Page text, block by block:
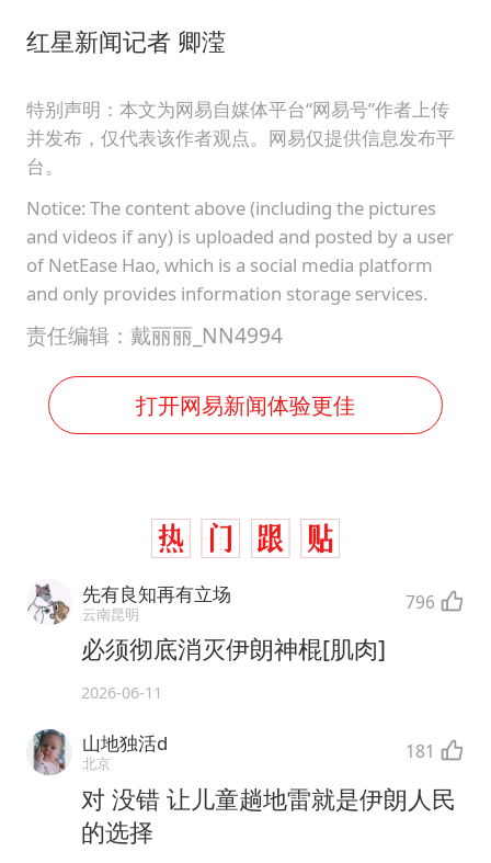
红星新闻记者 卿滢
特别声明：本文为网易自媒体平台“网易号”作者上传
并发布，仅代表该作者观点。网易仅提供信息发布平
台。
Notice: The content above (including the pictures
and videos if any) is uploaded and posted by a user
of NetEase Hao, which is a social media platform
and only provides information storage services.
责任编辑：戴丽丽_NN4994
打开网易新闻体验更佳
先有良知再有立场
云南昆明 796
必须彻底消灭伊朗神棍[肌肉]
2026-06-11
山地独活d
北京 181
对 没错 让儿童趟地雷就是伊朗人民
的选择